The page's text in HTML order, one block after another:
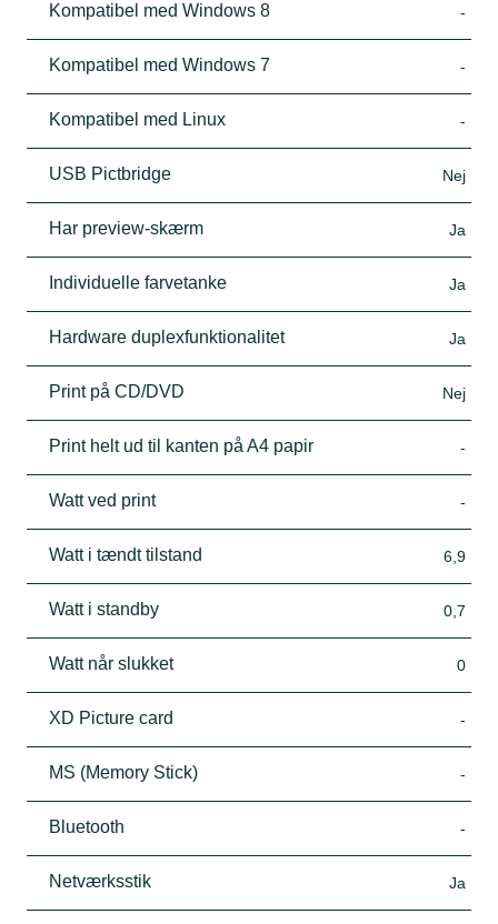
Kompatibel med Windows 8 -
Kompatibel med Windows 7 -
Kompatibel med Linux -
USB Pictbridge Nej
Har preview-skærm Ja
Individuelle farvetanke Ja
Hardware duplexfunktionalitet Ja
Print på CD/DVD Nej
Print helt ud til kanten på A4 papir -
Watt ved print -
Watt i tændt tilstand 6,9
Watt i standby 0,7
Watt når slukket 0
XD Picture card -
MS (Memory Stick) -
Bluetooth -
Netværksstik Ja